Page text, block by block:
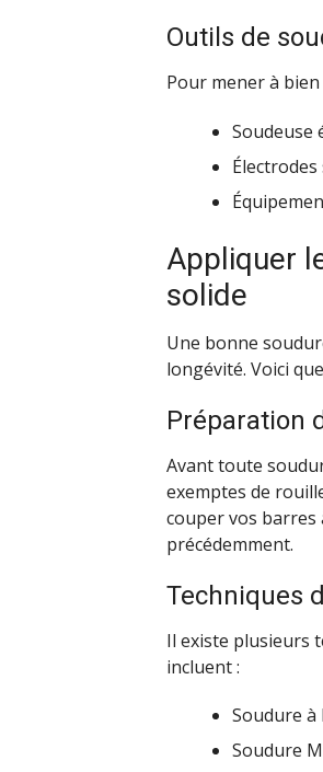
Outils de
Pour mener à
Soudeuse
Appliquer
solide
Une bonne
longévité. Voici
Préparation
Avant toute
exemptes de
couper vos barres
précédemment.
Techniques
Il existe plusieurs
incluent :
Soudure à
Soudure